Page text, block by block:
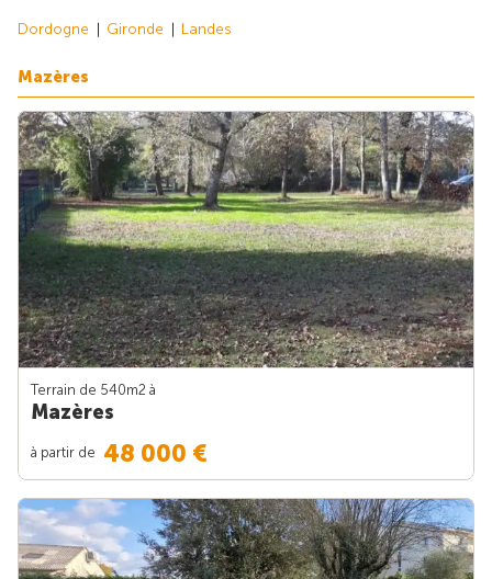
Dordogne Gironde Landes
Mazères
Terrain de 540m2 à
Mazères
à partir de 48 000 €